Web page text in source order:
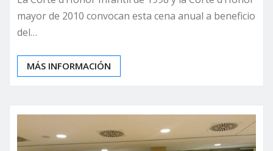
mayor de 2010 convocan esta cena anual a beneficio
del…
MÁS INFORMACIÓN